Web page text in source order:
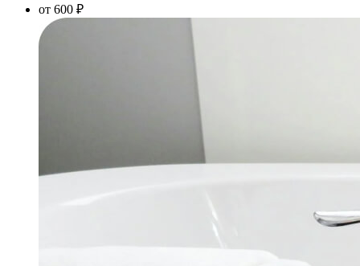
от 600 ₽